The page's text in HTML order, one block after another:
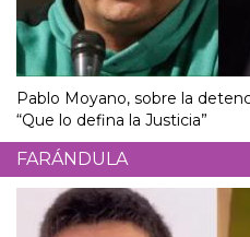
Pablo Moyano, sobre la
“Que lo defina la Justicia”
FARÁNDULA